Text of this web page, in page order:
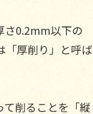
さ0.2mm以下の
「厚削り」と呼ば
削ることを「縦